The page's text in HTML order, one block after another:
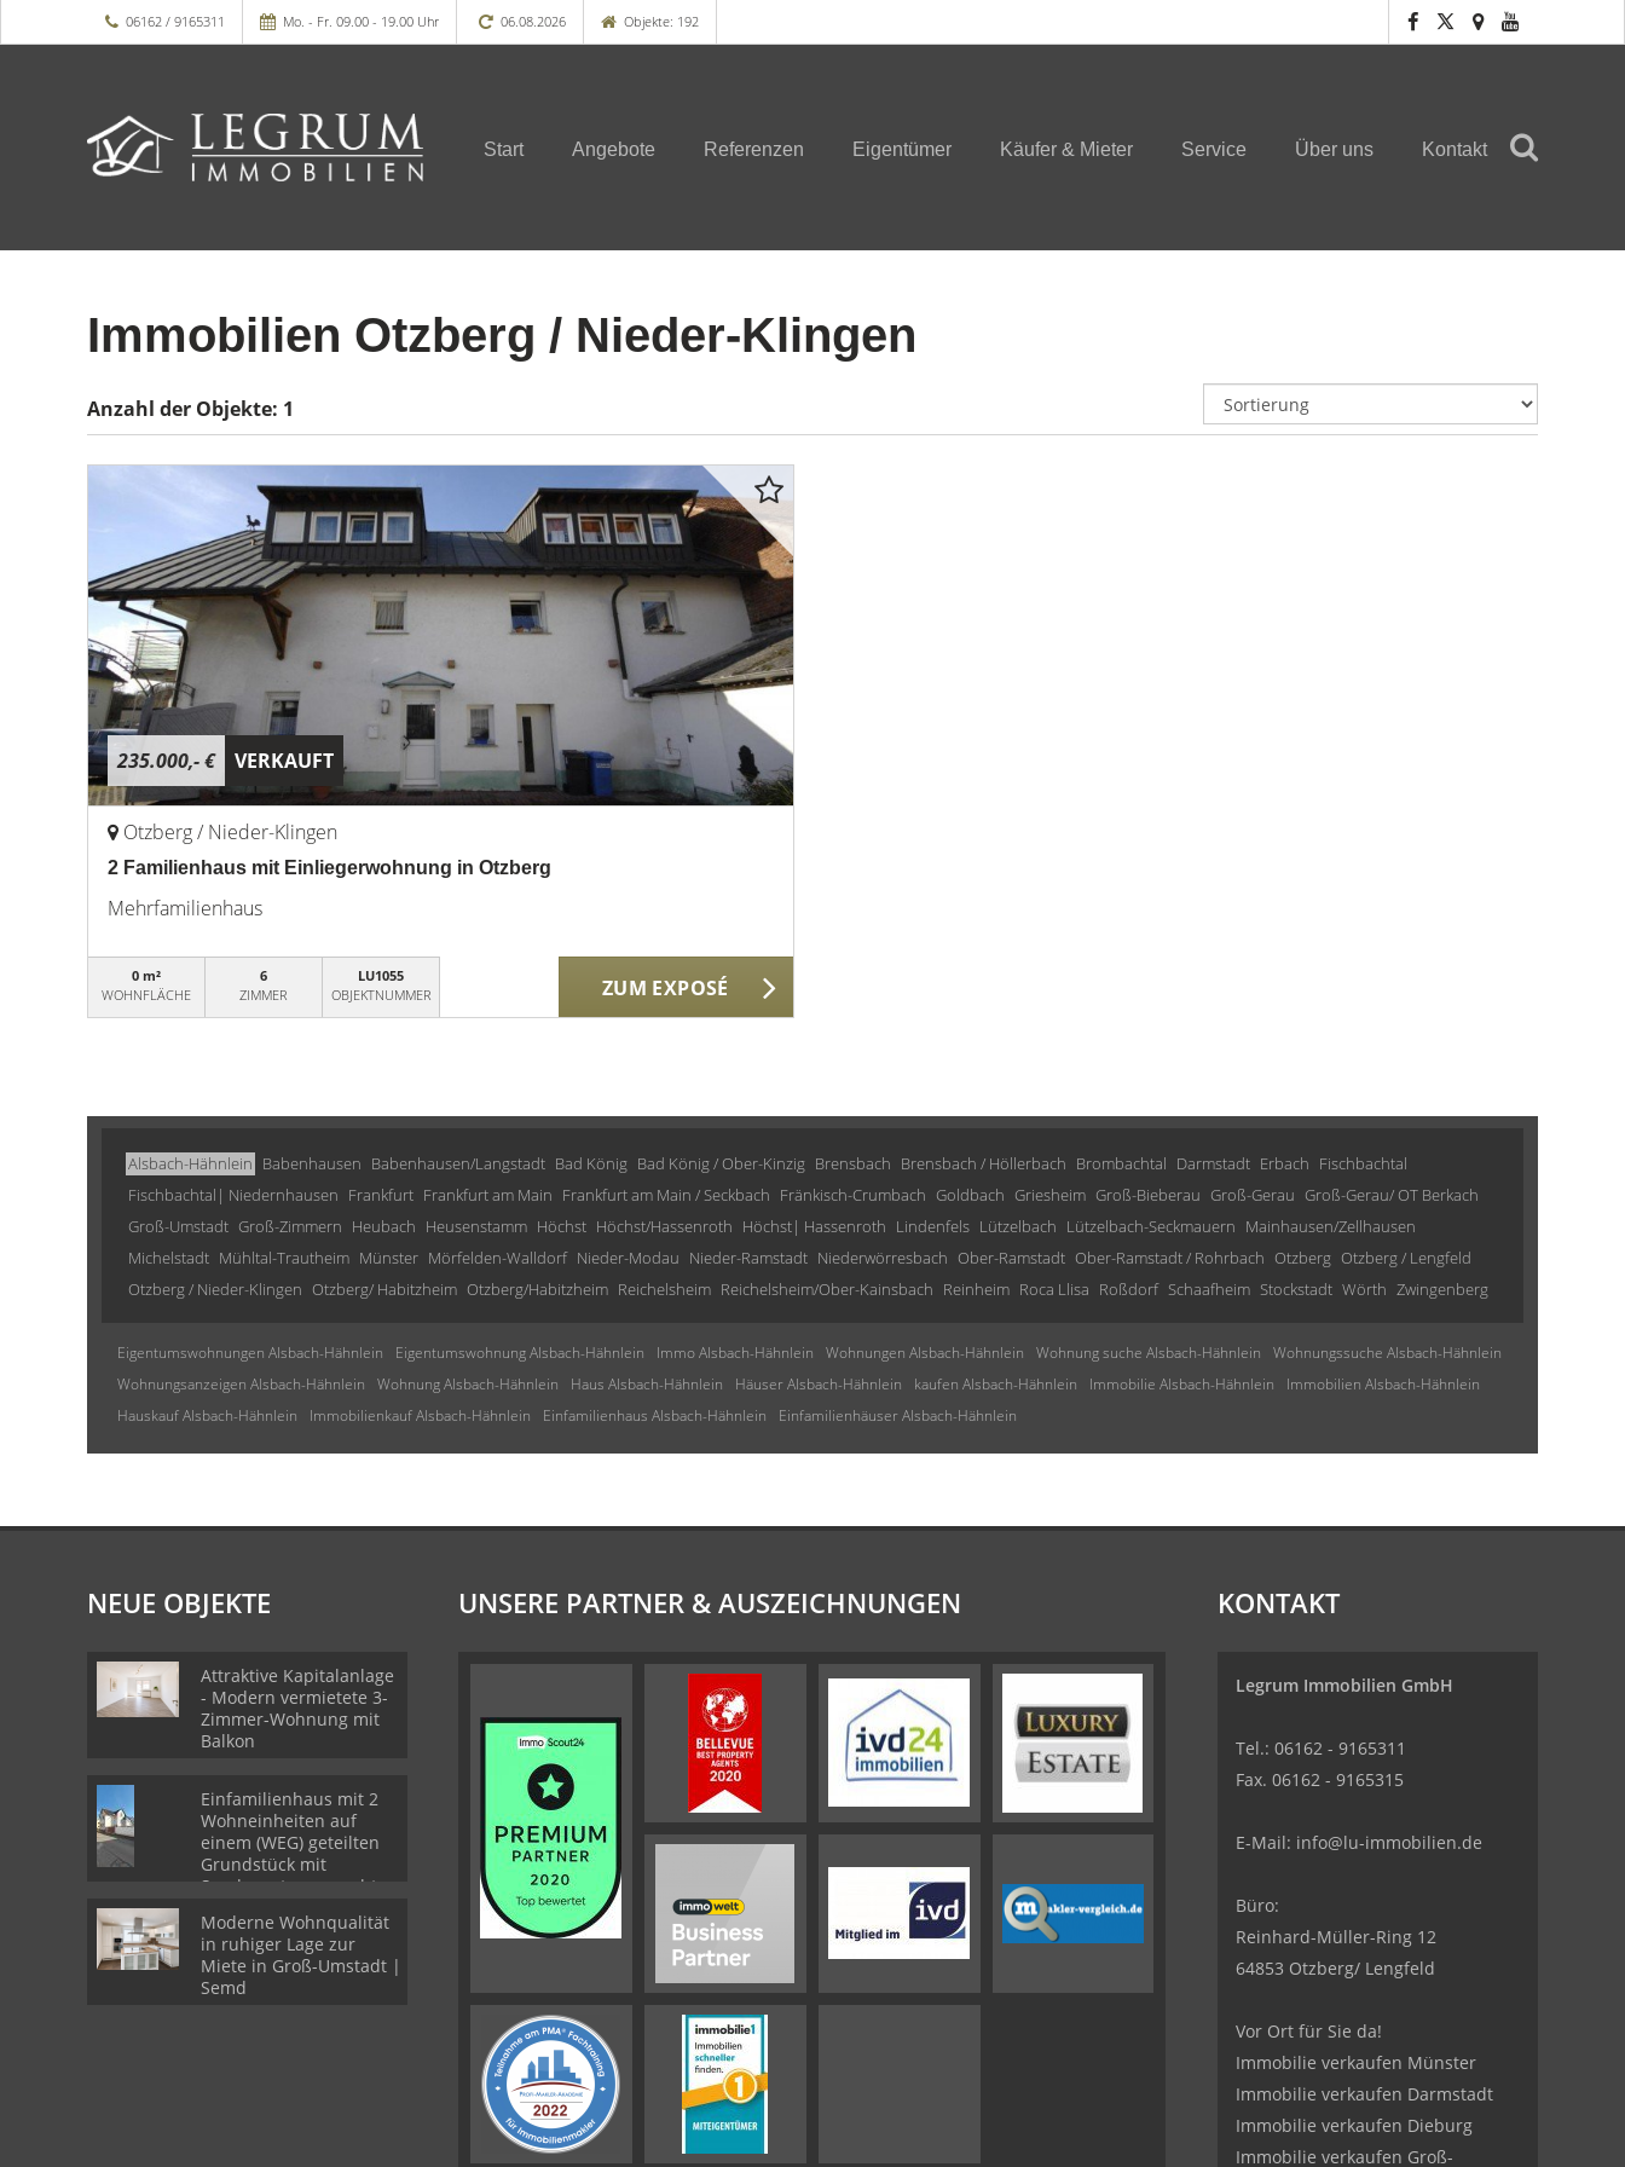
06162 / 9165311 Mo. - Fr. 09.00 - 19.00 Uhr 06.08.2026 Objekte: 192
Start Angebote Referenzen Eigentümer Käufer & Mieter Service Über uns Kontakt
Immobilien Otzberg / Nieder-Klingen
Anzahl der Objekte: 1
235.000,- € VERKAUFT
Otzberg / Nieder-Klingen
2 Familienhaus mit Einliegerwohnung in Otzberg
Mehrfamilienhaus
0 m²
WOHNFLÄCHE
6
ZIMMER
LU1055
OBJEKTNUMMER
ZUM EXPOSÉ
Alsbach-Hähnlein Babenhausen Babenhausen/Langstadt Bad König Bad König / Ober-Kinzig Brensbach Brensbach / Höllerbach Brombachtal Darmstadt Erbach Fischbachtal
Fischbachtal| Niedernhausen Frankfurt Frankfurt am Main Frankfurt am Main / Seckbach Fränkisch-Crumbach Goldbach Griesheim Groß-Bieberau Groß-Gerau Groß-Gerau/ OT Berkach
Groß-Umstadt Groß-Zimmern Heubach Heusenstamm Höchst Höchst/Hassenroth Höchst| Hassenroth Lindenfels Lützelbach Lützelbach-Seckmauern Mainhausen/Zellhausen
Michelstadt Mühltal-Trautheim Münster Mörfelden-Walldorf Nieder-Modau Nieder-Ramstadt Niederwörresbach Ober-Ramstadt Ober-Ramstadt / Rohrbach Otzberg Otzberg / Lengfeld
Otzberg / Nieder-Klingen Otzberg/ Habitzheim Otzberg/Habitzheim Reichelsheim Reichelsheim/Ober-Kainsbach Reinheim Roca Llisa Roßdorf Schaafheim Stockstadt Wörth Zwingenberg
Eigentumswohnungen Alsbach-Hähnlein Eigentumswohnung Alsbach-Hähnlein Immo Alsbach-Hähnlein Wohnungen Alsbach-Hähnlein Wohnung suche Alsbach-Hähnlein
Wohnungssuche Alsbach-Hähnlein
Wohnungsanzeigen Alsbach-Hähnlein
Wohnung Alsbach-Hähnlein Haus Alsbach-Hähnlein Häuser Alsbach-Hähnlein kaufen Alsbach-Hähnlein Immobilie Alsbach-Hähnlein
Immobilien Alsbach-Hähnlein
Hauskauf Alsbach-Hähnlein
Immobilienkauf Alsbach-Hähnlein Einfamilienhaus Alsbach-Hähnlein Einfamilienhäuser Alsbach-Hähnlein
NEUE OBJEKTE
Attraktive Kapitalanlage
- Modern vermietete 3-
Zimmer-Wohnung mit
Balkon
Einfamilienhaus mit 2
Wohneinheiten auf
einem (WEG) geteilten
Grundstück mit
Sondernutzungsrechten
Moderne Wohnqualität
in ruhiger Lage zur
Miete in Groß-Umstadt |
Semd
UNSERE PARTNER & AUSZEICHNUNGEN KONTAKT
Legrum Immobilien GmbH
Tel.: 06162 - 9165311
Fax. 06162 - 9165315
E-Mail: info@lu-immobilien.de
Büro:
Reinhard-Müller-Ring 12
64853 Otzberg/ Lengfeld
Vor Ort für Sie da!
Immobilie verkaufen Münster
Immobilie verkaufen Darmstadt
Immobilie verkaufen Dieburg
Immobilie verkaufen Groß-